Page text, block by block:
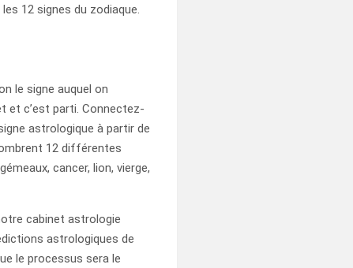
12 signes du zodiaque.
le signe auquel on
et c’est parti. Connectez-
astrologique à partir de
12 différentes
cancer, lion, vierge,
cabinet astrologie
astrologiques de
le processus sera le